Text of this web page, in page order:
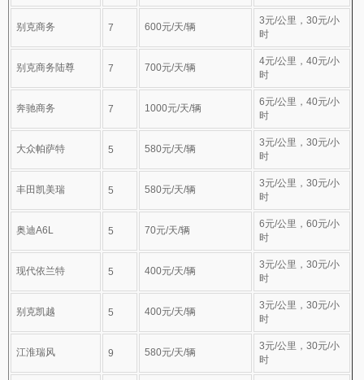
别克商务 7 600元/天/辆
3元/公里，30元/小
时
别克商务陆尊 7 700元/天/辆
4元/公里，40元/小
时
奔驰商务 7 1000元/天/辆
6元/公里，40元/小
时
大众帕萨特 5 580元/天/辆
3元/公里，30元/小
时
丰田凯美瑞 5 580元/天/辆
3元/公里，30元/小
时
奥迪A6L 5 70元/天/辆
6元/公里，60元/小
时
现代依兰特 5 400元/天/辆
3元/公里，30元/小
时
别克凯越 5 400元/天/辆
3元/公里，30元/小
时
江淮瑞风 9 580元/天/辆
3元/公里，30元/小
时